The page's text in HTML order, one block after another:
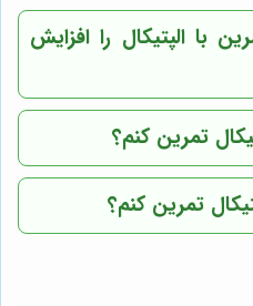
با الپتیکال را افزایش
تمرین کنم؟
تمرین کنم؟